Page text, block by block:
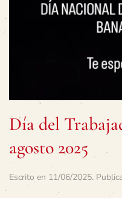
Día del
agosto 2025
Escrito en 11/06/2025.